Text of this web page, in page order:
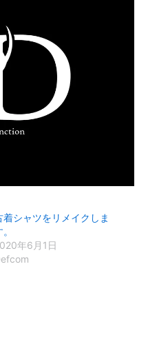
着シャツをリメイクしま
年6月1日